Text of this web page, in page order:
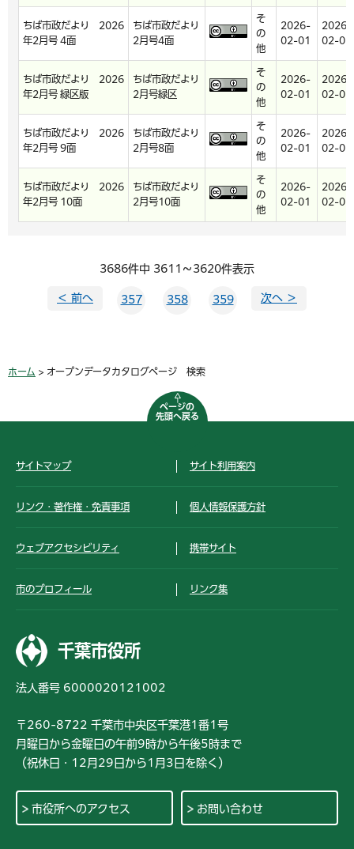
ちば市政だより 2026
年2月号 4面
ちば市政だより
2月号4面
そ
の
他
2026-
02-01
2026-
02-01
ちば市政だより 2026
年2月号 緑区版
ちば市政だより
2月号緑区
そ
の
他
2026-
02-01
2026-
02-01
ちば市政だより 2026
年2月号 9面
ちば市政だより
2月号8面
そ
の
他
2026-
02-01
2026-
02-01
ちば市政だより 2026
年2月号 10面
ちば市政だより
2月号10面
そ
の
他
2026-
02-01
2026-
02-01
3686件中 3611～3620件表示
＜ 前へ 357 358 359 次へ ＞
ホーム > オープンデータカタログページ 検索
ページの
先頭へ戻る
サイトマップ サイト利用案内
リンク・著作権・免責事項 個人情報保護方針
ウェブアクセシビリティ 携帯サイト
市のプロフィール リンク集
千葉市役所
法人番号 6000020121002
〒260-8722 千葉市中央区千葉港1番1号
月曜日から金曜日の午前9時から午後5時まで
（祝休日・12月29日から1月3日を除く）
市役所へのアクセス お問い合わせ